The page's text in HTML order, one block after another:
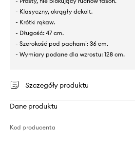
- Klasyczny, okrągły dekolt.
- Krótki rękaw.
- Długość: 47 cm.
- Szerokość pod pachami: 36 cm.
- Wymiary podane dla wzrostu: 128 cm.
Szczegóły produktu
Dane produktu
Kod producenta